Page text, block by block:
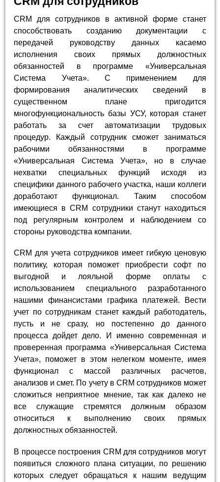
CRM для сотрудников в активной форме станет
способствовать созданию документации с
передачей руководству данных касаемо
исполнения своих прямых должностных
обязанностей в программе «Универсальная
Система Учета». С применением для
формирования аналитических сведений в
существенном плане пригодится
многофункциональность базы УСУ, которая станет
работать за счет автоматизации трудовых
процедур. Каждый сотрудник сможет заниматься
рабочими обязанностями в программе
«Универсальная Система Учета», но в случае
нехватки специальных функций исходя из
специфики данного рабочего участка, наши коллеги
доработают функционал. Таким способом
имеющиеся в CRM сотрудники станут находиться
под регулярным контролем и наблюдением со
стороны руководства компании.
CRM для учета сотрудников имеет гибкую ценовую
политику, которая поможет приобрести софт по
выгодной и лояльной форме оплаты с
использованием специального разработанного
нашими финансистами графика платежей. Вести
учет по сотрудникам станет каждый работодатель,
пусть и не сразу, но постепенно до данного
процесса дойдет дело. И именно современная и
проверенная программа «Универсальная Система
Учета», поможет в этом нелегком моменте, имея
функционал с массой различных расчетов,
анализов и смет. По учету в CRM сотрудников может
сложиться неприятное мнение, так как далеко не
все служащие стремятся должным образом
относиться к выполнению своих прямых
должностных обязанностей.
В процессе построения CRM для сотрудников могут
появиться сложного плана ситуации, по решению
которых следует обращаться к нашим ведущим